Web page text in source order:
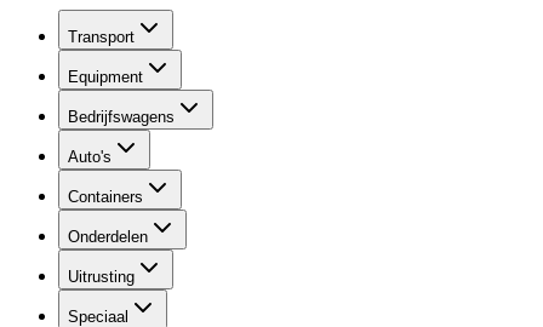
Transport
Equipment
Bedrijfswagens
Auto's
Containers
Onderdelen
Uitrusting
Speciaal